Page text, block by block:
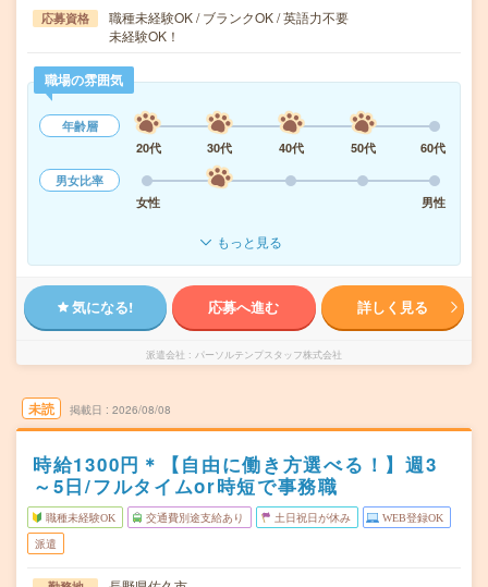
応募資格
職種未経験OK / ブランクOK / 英語力不要
未経験OK！
職場の雰囲気
年齢層
20代
30代 40代 50代
60代
男女比率
女性
男性
もっと見る
気になる! 応募へ進む 詳しく見る
派遣会社 パーソルテンプスタッフ株式会社
未読 掲載日 2026/08/08
時給1300円＊【自由に働き方選べる！】週3
～5日/フルタイムor時短で事務職
職種未経験OK 交通費別途支給あり 土日祝日が休み WEB登録OK
派遣